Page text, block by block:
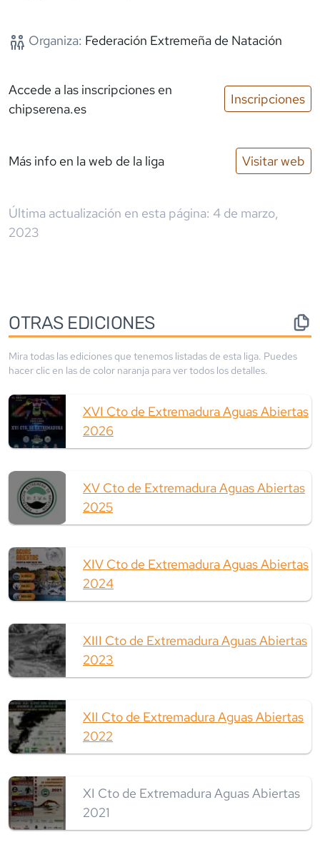
Organiza: Federación Extremeña de Natación
Accede a las inscripciones en
chipserena.es
Inscripciones
Más info en la web de la liga Visitar web
Última actualización en esta página: 4 de marzo,
2023
OTRAS EDICIONES
Mira todas las ediciones que tenemos listadas de esta liga. Puedes
hacer clic en las de color naranja para ver todos los detalles.
XVI Cto de Extremadura Aguas Abiertas
2026
XV Cto de Extremadura Aguas Abiertas
2025
XIV Cto de Extremadura Aguas Abiertas
2024
XIII Cto de Extremadura Aguas Abiertas
2023
XII Cto de Extremadura Aguas Abiertas
2022
XI Cto de Extremadura Aguas Abiertas
2021